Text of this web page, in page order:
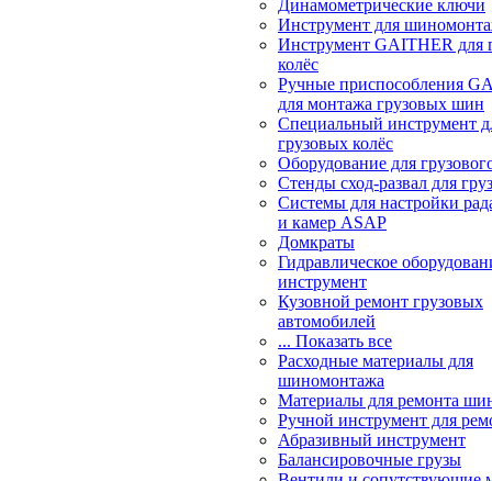
Динамометрические ключи
Инструмент для
Инструмент GAITHER для
колёс
Ручные приспособления
для монтажа грузовых шин
Специальный инструмент
грузовых колёс
Оборудование для
Стенды сход-развал для
Системы для настройки
и камер ASAP
Домкраты
Гидравлическое
инструмент
Кузовной ремонт грузовых
автомобилей
... Показать все
Расходные материалы для
шиномонтажа
Материалы для ремонта
Ручной инструмент для
Абразивный инструмент
Балансировочные грузы